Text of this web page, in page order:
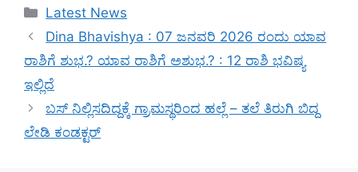
Categories
Latest News
Dina Bhavishya : 07 ಜನವರಿ 2026 ರಂದು ಯಾವ
ರಾಶಿಗೆ ಶುಭ.? ಯಾವ ರಾಶಿಗೆ ಅಶುಭ.? : 12 ರಾಶಿ ಭವಿಷ್ಯ
ಇಲ್ಲಿದೆ
ಬಸ್ ನಿಲ್ಲಿಸದಿದ್ದಕ್ಕೆ ಗ್ರಾಮಸ್ಥರಿಂದ ಹಲ್ಲೆ – ತಲೆ ತಿರುಗಿ ಬಿದ್ದ
ಲೇಡಿ ಕಂಡಕ್ಟರ್